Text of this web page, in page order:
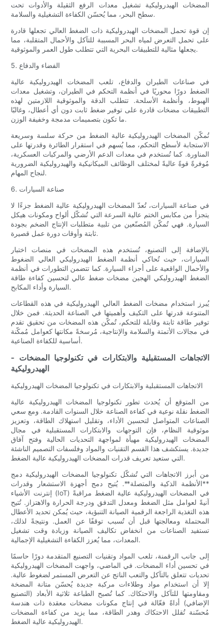
المضخات الهيدروليكية تشغيل معدات الرفع الثقيلة والأدوات تحت
سطح البحر، مما يُحسّن الكفاءة التشغيلية والسلامة.
إن قوة تحمل المضخات الهيدروليكية ذات الضغط العالي تجعلها قادرة
على تحمل التعرض لمياه البحر المسببة للتآكل والأحمال المتقلبة، مما
يجعلها مثالية للتطبيقات البحرية التي تتطلب طول العمر والموثوقية.
5. الفضاء والدفاع
في صناعات الطيران والدفاع، تلعب المضخات الهيدروليكية عالية
الضغط دورًا محوريًا في أنظمة التحكم في الطيران، وتشغيل معدات
الهبوط، وأنظمة الأسلحة. تتطلب الدقة والموثوقية اللازمتين لهذه
التطبيقات مضخات قادرة على توفير ضغط ثابت دون أي أعطال، وغالبًا
ما تكون بتصميمات مدمجة وخفيفة الوزن.
تُمكّن المضخات الهيدروليكية عالية الضغط من حركة سلسة وسريعة
الاستجابة لأسطح التحكم، مما يُسهم في استقرار الطائرة وقدرتها على
المناورة. كما تُستخدم في معدات الدعم الأرضي والمركبات العسكرية،
مُوفرةً قوةً عاليةً لمختلف الوظائف الميكانيكية والهيدروليكية الضرورية
لنجاح المهام.
6. صناعة السيارات
في صناعة السيارات، تُعدّ المضخات الهيدروليكية عالية الضغط جزءًا لا
يتجزأ من مكابس الختم عالية السرعة التي تُشكّل ألواح ومكونات هيكل
السيارة. فهي تُمكّن المُصنّعين من تلبية متطلبات الإنتاج الضخم بجودة
ثابتة وأوقات دورة عمل قصيرة.
بالإضافة إلى التصنيع، تُستخدم هذه المضخات في منصات اختبار
السيارات، حيث تُحاكي أنظمة الضغط الهيدروليكي العالي الضغوط
والأحمال الواقعية على أجزاء السيارة. كما تتضمن التطورات في أنظمة
الضغط الهيدروليكي الهجين مضخات ضغط عالي لتحسين كفاءة طاقة
السيارة وأداء المكابح.
يُبرز استخدام مضخات الضغط العالي الهيدروليكية في هذه القطاعات
المتنوعة قدرتها على التكيف وأهميتها في الصناعة الحديثة. فمن خلال
توفير طاقة ثابتة وقابلة للتحكم، تُمكّن هذه المضخات من تحقيق تقدم
في مجالات الأتمتة والسلامة والإنتاجية، مُرسخةً مكانتها كعوامل مُمكّنة
أساسية للكفاءة الصناعية.
- الاتجاهات المستقبلية والابتكارات في تكنولوجيا المضخات
الهيدروليكية
الاتجاهات المستقبلية والابتكارات في تكنولوجيا المضخات الهيدروليكية
من المتوقع أن يُحدث تطور تكنولوجيا المضخات الهيدروليكية عالية
الضغط نقلة نوعية في كفاءة الصناعة خلال السنوات القادمة. ومع سعي
الصناعات المتواصل لتحسين الأداء، وتقليل استهلاك الطاقة، وتعزيز
موثوقية النظام، فإن التوجهات والابتكارات المستقبلية في مجال
المضخات الهيدروليكية مهيأة لمواجهة التحديات الحالية وفتح آفاق
جديدة. يستكشف هذا القسم التقنيات والمواد وفلسفات التصميم الناشئة
التي ستعيد تعريف قدرات المضخات الهيدروليكية عالية الضغط.
من أبرز الاتجاهات التي تُشكّل تكنولوجيا المضخات الهيدروليكية دمج
**الأنظمة الذكية والمتصلة**. يُتيح دمج أجهزة الاستشعار وقدرات
إنترنت الأشياء (IoT) في المضخات الهيدروليكية عالية الضغط مراقبةً
آنيةً لعوامل مثل الضغط ومعدل التدفق ودرجة الحرارة والاهتزاز. تُتيح
هذه التغذية الراجعة الرقمية الصيانة التنبؤية، حيث يُمكن تحديد الأعطال
المحتملة ومعالجتها قبل أن تُسبب توقفًا عن العمل. ونتيجةً لذلك،
تستفيد الصناعات من انخفاض تكاليف الصيانة وزيادة وقت تشغيل
المعدات، مما يُعزز الكفاءة التشغيلية الإجمالية.
إلى جانب الرقمنة، تلعب المواد وتقنيات التصنيع المتقدمة دورًا حاسمًا
في تحسين أداء المضخات. في الماضي، واجهت المضخات الهيدروليكية
تحديات تتعلق بالتآكل والتعب الناتج عن التعرض المستمر لضغوط عالية.
إلا أن استخدام مواد وطلاءات مركبة جديدة يُحسّن متانة المضخة
ومقاومتها للتآكل والاحتكاك. كما تُصبح الطباعة ثلاثية الأبعاد (التصنيع
الإضافي) أداةً فعّالة في إنتاج مكونات مضخات معقدة ذات هندسة
مُحسّنة تُقلل الاحتكاك وهدر الطاقة، مما يزيد من كفاءة المضخات
الهيدروليكية عالية الضغط.